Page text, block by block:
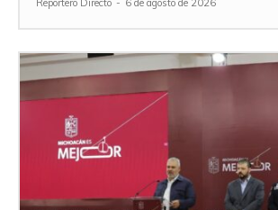
Reportero Directo - 6 de agosto de 2026